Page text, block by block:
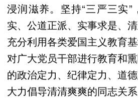
浸润滋养。坚持“三严三实
实、公道正派、实事求是、
充分利用各类爱国主义教育
对广大党员干部进行教育和
的政治定力、纪律定力、道
大力倡导清清爽爽的同志关